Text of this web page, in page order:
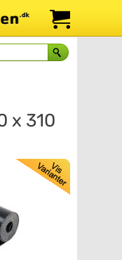
x 310